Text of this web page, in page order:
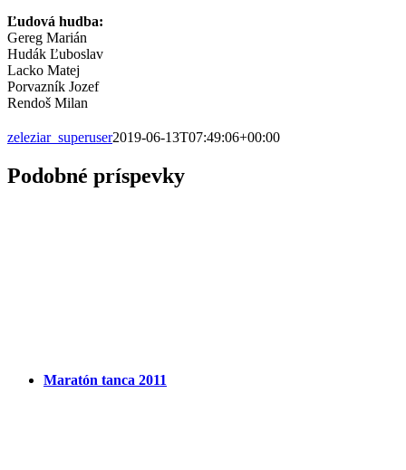
Ľudová hudba:
Gereg Marián
Hudák Ľuboslav
Lacko Matej
Porvazník Jozef
Rendoš Milan
zeleziar_superuser2019-06-13T07:49:06+00:00
Podobné príspevky
Maratón tanca 2011